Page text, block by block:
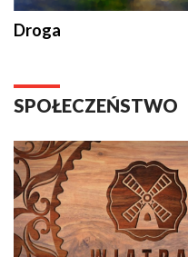
Droga
SPOŁECZEŃSTWO